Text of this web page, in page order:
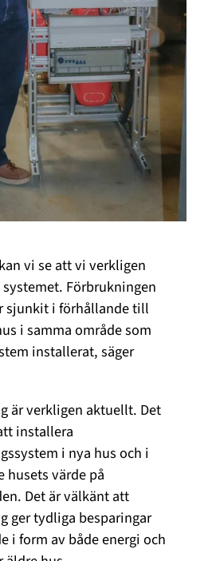
vi se att vi verkligen
Förbrukningen
sjunkit i förhållande till
i samma område som
installerat, säger
är verkligen aktuellt. Det
installera
i nya hus och i
husets värde på
Det är välkänt att
ger tydliga besparingar
i form av både energi och